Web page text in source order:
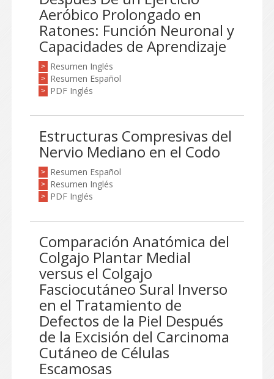
Aeróbico Prolongado en
Ratones: Función Neuronal y
Capacidades de Aprendizaje
> Resumen Inglés
> Resumen Español
> PDF Inglés
Estructuras Compresivas del
Nervio Mediano en el Codo
> Resumen Español
> Resumen Inglés
> PDF Inglés
Comparación Anatómica del
Colgajo Plantar Medial
versus el Colgajo
Fasciocutáneo Sural Inverso
en el Tratamiento de
Defectos de la Piel Después
de la Excisión del Carcinoma
Cutáneo de Células
Escamosas